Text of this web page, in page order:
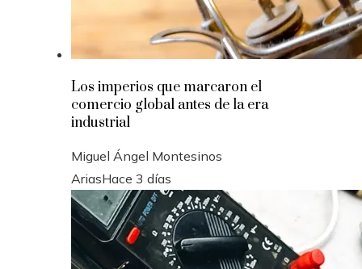
Los imperios que marcaron el
comercio global antes de la era
industrial
Miguel Ángel Montesinos
AriasHace 3 días